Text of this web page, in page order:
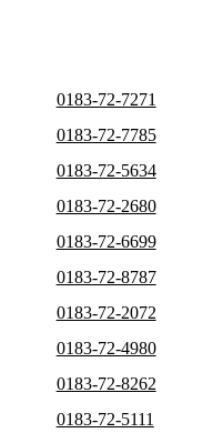
0183-72-7271
0183-72-7785
0183-72-5634
0183-72-2680
0183-72-6699
0183-72-8787
0183-72-2072
0183-72-4980
0183-72-8262
0183-72-5111